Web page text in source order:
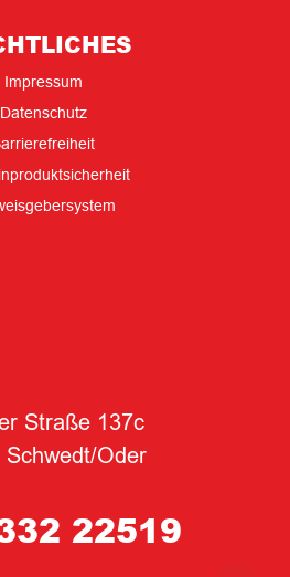
Impressum
Datenschutz
Straße 137c
Schwedt/Oder
22519